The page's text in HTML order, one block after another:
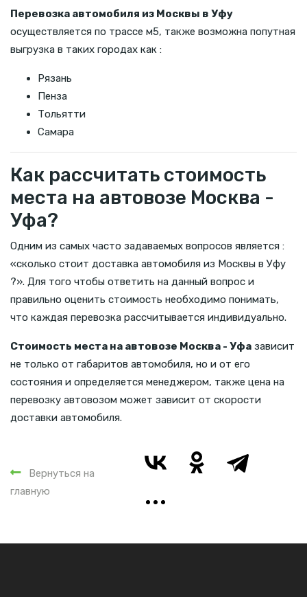
Перевозка автомобиля из Москвы в Уфу
осуществляется по трассе м5, также возможна попутная
выгрузка в таких городах как :
Рязань
Пенза
Тольятти
Самара
Как рассчитать стоимость
места на автовозе Москва -
Уфа?
Одним из самых часто задаваемых вопросов является :
«сколько стоит доставка автомобиля из Москвы в Уфу
?». Для того чтобы ответить на данный вопрос и
правильно оценить стоимость необходимо понимать,
что каждая перевозка рассчитывается индивидуально.
Стоимость места на автовозе Москва - Уфа зависит
не только от габаритов автомобиля, но и от его
состояния и определяется менеджером, также цена на
перевозку автовозом может зависит от скорости
доставки автомобиля.
Вернуться на
главную